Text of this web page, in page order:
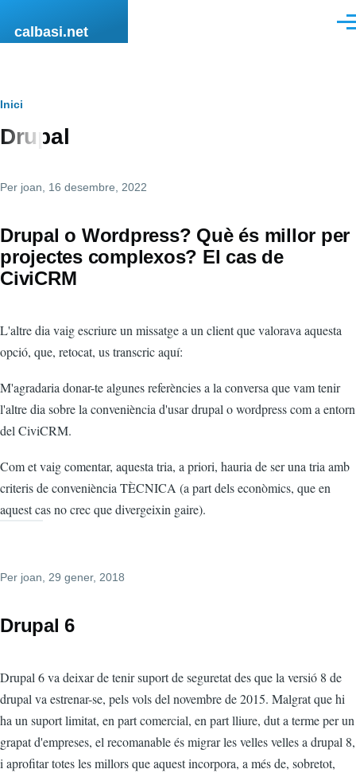
calbasi.net
Fil
d'ariadna
Inici
Drupal
Per joan , 16 desembre, 2022
Drupal o Wordpress? Què és millor per
projectes complexos? El cas de
CiviCRM
L'altre dia vaig escriure un missatge a un client que valorava aquesta
opció, que, retocat, us transcric aquí:
M'agradaria donar-te algunes referències a la conversa que vam tenir
l'altre dia sobre la conveniència d'usar drupal o wordpress com a entorn
del CiviCRM.
Com et vaig comentar, aquesta tria, a priori, hauria de ser una tria amb
criteris de conveniència TÈCNICA (a part dels econòmics, que en
aquest cas no crec que divergeixin gaire).
Per joan , 29 gener, 2018
Drupal 6
Drupal 6 va deixar de tenir suport de seguretat des que la versió 8 de
drupal va estrenar-se, pels vols del novembre de 2015. Malgrat que hi
ha un suport limitat, en part comercial, en part lliure, dut a terme per un
grapat d'empreses, el recomanable és migrar les velles velles a drupal 8,
i aprofitar totes les millors que aquest incorpora, a més de, sobretot,